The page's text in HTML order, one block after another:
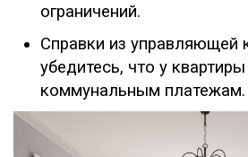
ограничений.
Справки из управляющей
убедитесь, что у
коммунальным платежам.